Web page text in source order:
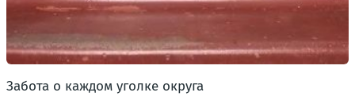
Забота о каждом уголке округа